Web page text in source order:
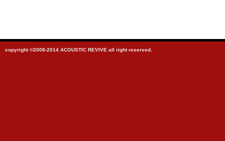
copyright ©2008-2014 ACOUSTIC REVIVE all right reserved.